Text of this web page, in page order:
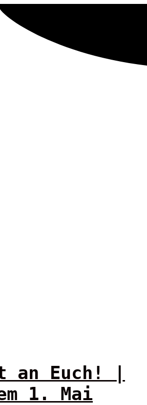
an Euch! |
1. Mai